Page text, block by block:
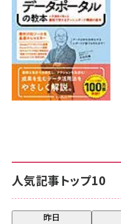
人気記事トップ10
昨日
7月31日 10:00